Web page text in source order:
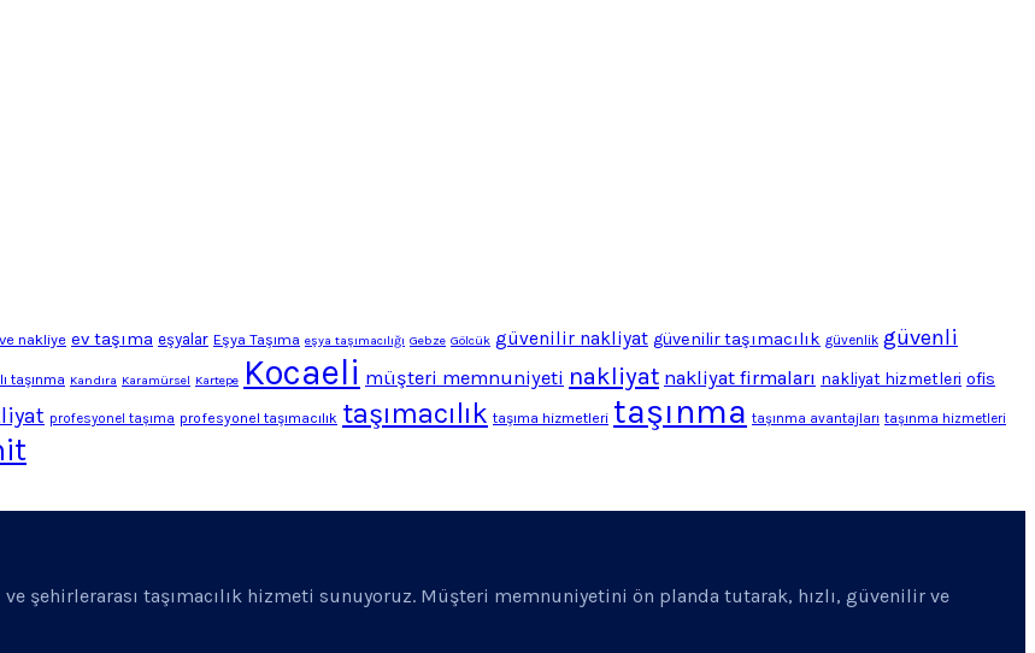
nakliye ev taşıma eşyalar Eşya Taşıma eşya taşımacılığı Gebze Gölcük güvenilir nakliyat güvenilir taşımacılık güvenlik güvenli
taşınma Kandıra Karamürsel Kartepe Kocaeli müşteri memnuniyeti nakliyat nakliyat firmaları nakliyat hizmetleri ofis
profesyonel taşıma profesyonel taşımacılık taşımacılık taşıma hizmetleri taşınma taşınma avantajları taşınma hizmetleri
şehirlerarası taşımacılık hizmeti sunuyoruz. Müşteri memnuniyetini ön planda tutarak, hızlı, güvenilir ve